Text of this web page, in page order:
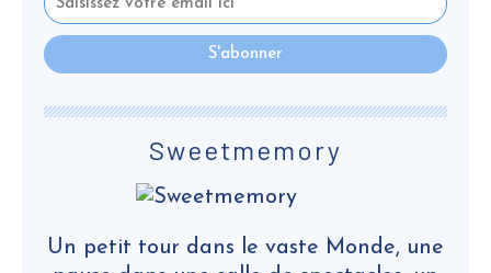
Sweetmemory
Un petit tour dans le vaste Monde, une